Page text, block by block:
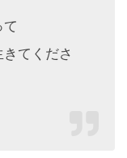
て
きてくださ